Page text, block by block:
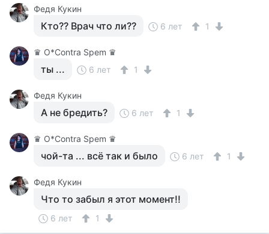
Федя Кукин
Кто?? Врач что ли?? 6 лет 1
♛ О*Contra Spem ♛
ты ... 6 лет 1
Федя Кукин
А не бредить? 6 лет 1
♛ О*Contra Spem ♛
чой-та ... всё так и было 6 лет 1
Федя Кукин
Что то забыл я этот момент!!
6 лет 1